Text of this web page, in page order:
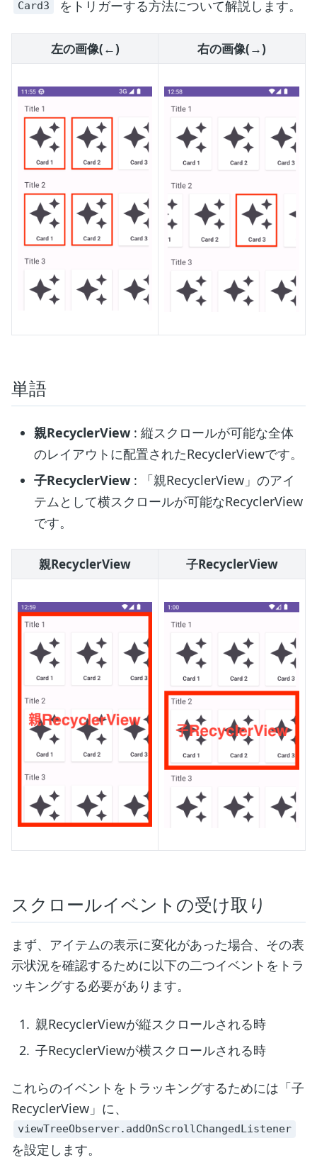
Card3 をトリガーする方法について解説します。
左の画像(←) 右の画像(→)
単語
親RecyclerView : 縦スクロールが可能な全体
のレイアウトに配置されたRecyclerViewです。
子RecyclerView : 「親RecyclerView」のアイ
テムとして横スクロールが可能なRecyclerView
です。
親RecyclerView 子RecyclerView
スクロールイベントの受け取り
まず、アイテムの表示に変化があった場合、その表
示状況を確認するために以下の二つイベントをトラ
ッキングする必要があります。
親RecyclerViewが縦スクロールされる時
子RecyclerViewが横スクロールされる時
これらのイベントをトラッキングするためには「子
RecyclerView」に、
viewTreeObserver.addOnScrollChangedListener
を設定します。